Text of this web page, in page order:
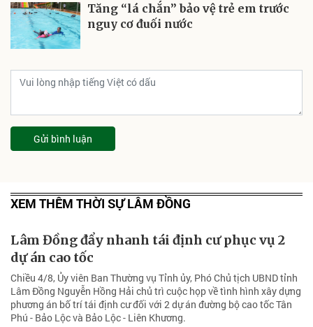
Tăng “lá chắn” bảo vệ trẻ em trước
nguy cơ đuối nước
Gửi bình luận
XEM THÊM THỜI SỰ LÂM ĐỒNG
Lâm Đồng đẩy nhanh tái định cư phục vụ 2
dự án cao tốc
Chiều 4/8, Ủy viên Ban Thường vụ Tỉnh ủy, Phó Chủ tịch UBND tỉnh
Lâm Đồng Nguyễn Hồng Hải chủ trì cuộc họp về tình hình xây dựng
phương án bố trí tái định cư đối với 2 dự án đường bộ cao tốc Tân
Phú - Bảo Lộc và Bảo Lộc - Liên Khương.